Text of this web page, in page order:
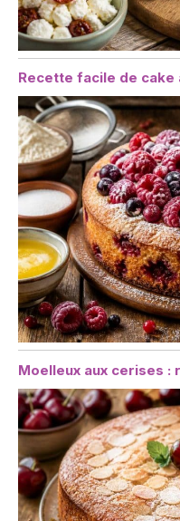
Recette facile de
Moelleux aux cerises